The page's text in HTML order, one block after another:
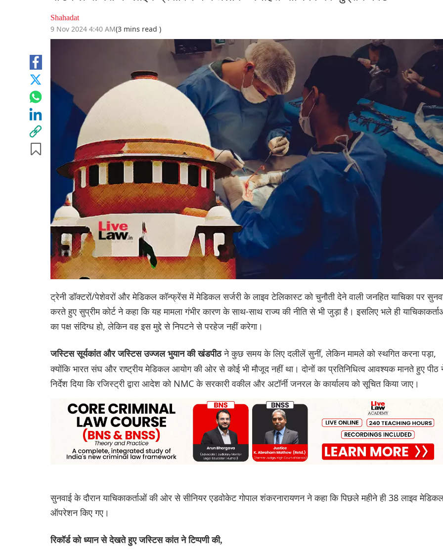
Shahadat
9 Nov 2024 4:40 AM(3 mins read )
ट्रेनी डॉक्टरों/पेशेवरों और मेडिकल कॉन्फ्रेंस में मेडिकल सर्जरी के लाइव टेलिकास्ट को चुनौती देने वाली जनहित याचिका पर
करते हुए सुप्रीम कोर्ट ने कहा कि यह मामला गंभीर कारण के साथ-साथ राज्य की नीति से भी जुड़ा है। इसलिए भले ही
का पक्ष संदिग्ध हो, लेकिन वह इस मुद्दे से निपटने से परहेज नहीं करेगा।
जस्टिस सूर्यकांत और जस्टिस उज्जल भुयान की खंडपीठने कुछ समय के लिए दलीलें सुनीं, लेकिन मामले को स्थगित करना पड़ा,
क्योंकि भारत संघ और राष्ट्रीय मेडिकल आयोग की ओर से कोई भी मौजूद नहीं था। दोनों का प्रतिनिधित्व आवश्यक मानते हुए पीठ
निर्देश दिया कि रजिस्ट्री द्वारा आदेश को NMC के सरकारी वकील और अटॉर्नी जनरल के कार्यालय को सूचित किया जाए।
सुनवाई के दौरान याचिकाकर्ताओं की ओर से सीनियर एडवोकेट गोपाल शंकरनारायणन ने कहा कि पिछले महीने ही 38 लाइव
ऑपरेशन किए गए।
रिकॉर्ड को ध्यान से देखते हुए जस्टिस कांत ने टिप्पणी की,